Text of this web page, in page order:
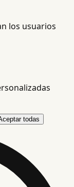
los usuarios
todas